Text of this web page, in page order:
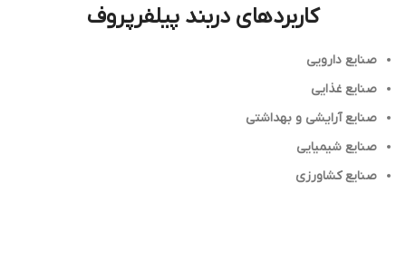
کاربردهای دربند پیلفرپروف
صنایع دارویی
صنایع غذایی
صنایع آرایشی و بهداشتی
صنایع شیمیایی
صنایع کشاورزی